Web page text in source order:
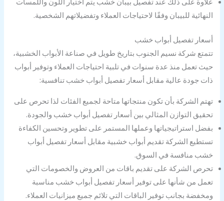
علاوة على ذلك عند تفصيل بيبان خشب يتم اختيار اللون واللمسات
النهائية للبيبان وفقًا لاحتياجات العملاء وتفضيلاتهم الشخصية.
أسعار تفصيل أبواب خشب
تتمتع شركة نسيم الجنوب بتاريخ طويل في صناعة الأبواب الخشبية،
حيث تعمل منذ عدة سنوات في تلبية احتياجات العملاء وتوفير أبواب
ذات جودة عالية مقابل أسعار تفصيل أبواب خشب تنافسية:
تهتم الشركة بأن تكون منتجاتها متاحة لجميع الفئات لذا تحرص على
تحقيق التوازن المثالي بين أسعار تفصيل أبواب خشب والجودة.
بفضل استراتيجياتها وعملها المستمر على تطوير وتحسين الكفاءة
تستطيع الشركة تقديم أبواب خشبية مقابل أسعار تفصيل أبواب
خشب منافسة في السوق.
تحرص الشركة على تقديم باقات من العروض والخصومات التي
تعمل من شأنها على توفير أسعار تفصيل أبواب خشب مناسبة
ومخفضة بجانب توفير الباقات التي تلائم جميع ميزانيات العملاء.